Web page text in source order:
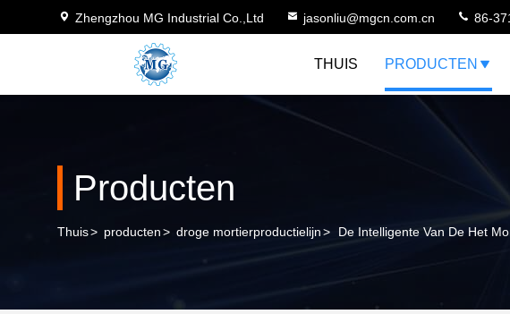
Zhengzhou MG Industrial Co.,Ltd jasonliu@mgcn.com.cn 86-
THUIS PRODUCTEN
Producten
Thuis> producten> droge mortierproductielijn> De Intelligente Van De Het